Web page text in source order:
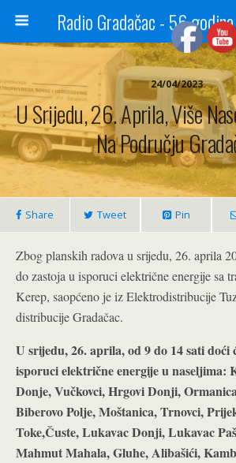
24/04/2023
U Srijedu, 26. Aprila, Više
Na Području
Share Tweet Pin
Zbog planskih radova u srijedu, 26. aprila
do zastoja u isporuci električne energije sa
Kerep, saopćeno je iz Elektrodistribucije
distribucije Gradačac.
U srijedu, 26. aprila, od 9 do 14 sati doći
isporuci električne energije u naseljima:
Donje, Vučkovci, Hrgovi Donji,
Biberovo Polje, Moštanica, Trnovci,
Toke,Čuste, Lukavac Donji, Lukavac
Mahmut Mahala, Gluhe, Alibašići,